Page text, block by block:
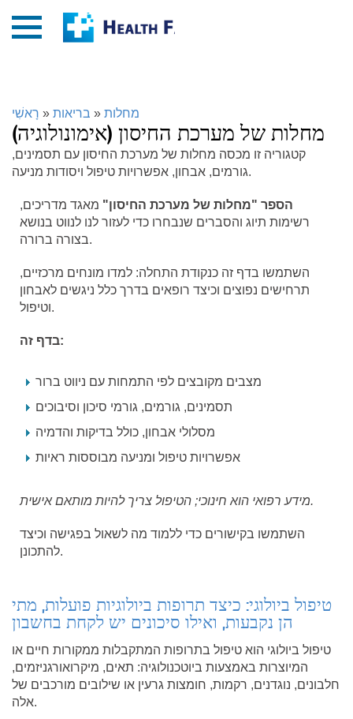
רָאשִׁי » בריאות » מחלות
מחלות של מערכת החיסון (אימונולוגיה)
קטגוריה זו מכסה מחלות של מערכת החיסון עם תסמינים,
גורמים, אבחון, אפשרויות טיפול ויסודות מניעה.
הספר "מחלות של מערכת החיסון" מאגד מדריכים,
רשימות תיוג והסברים שנבחרו כדי לעזור לנו לנווט בנושא
בצורה ברורה.
השתמשו בדף זה כנקודת התחלה: למדו מונחים מרכזיים,
תרחישים נפוצים וכיצד רופאים בדרך כלל ניגשים לאבחון
וטיפול.
בדף זה:
מצבים מקובצים לפי התמחות עם ניווט ברור
תסמינים, גורמים, גורמי סיכון וסיבוכים
מסלולי אבחון, כולל בדיקות והדמיה
אפשרויות טיפול ומניעה מבוססות ראיות
מידע רפואי הוא חינוכי; הטיפול צריך להיות מותאם אישית.
השתמשו בקישורים כדי ללמוד מה לשאול בפגישה וכיצד
להתכונן.
טיפול ביולוגי: כיצד תרופות ביולוגיות פועלות, מתי
הן נקבעות, ואילו סיכונים יש לקחת בחשבון
טיפול ביולוגי הוא טיפול בתרופות המתקבלות ממקורות חיים או
המיוצרות באמצעות ביוטכנולוגיה: תאים, מיקרואורגניזמים,
חלבונים, נוגדנים, רקמות, חומצות גרעין או שילובים מורכבים של
אלה.